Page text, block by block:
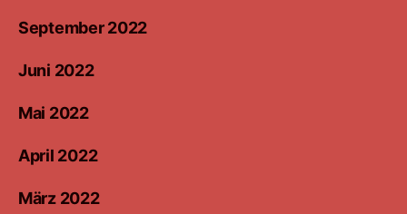
September 2022
Juni 2022
Mai 2022
April 2022
März 2022